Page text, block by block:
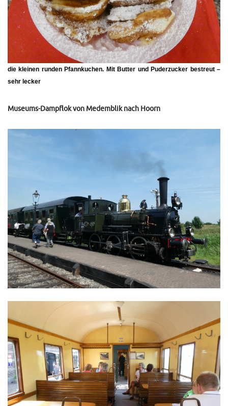
die kleinen runden Pfannkuchen. Mit Butter und Puderzucker bestreut –
sehr lecker
Museums-Dampflok von Medemblik nach Hoorn